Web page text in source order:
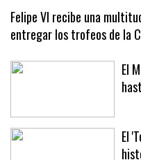
Felipe VI recibe una
entregar los trofeos de la
El
El